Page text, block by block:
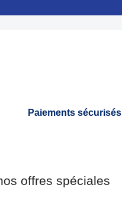
Paiements sécurisés
offres spéciales